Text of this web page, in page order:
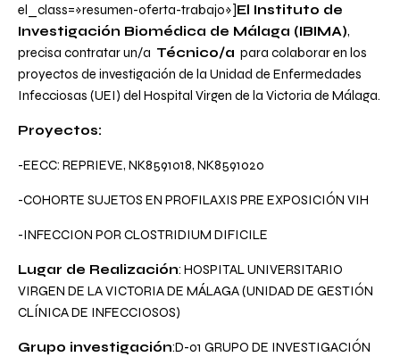
el_class=»resumen-oferta-trabajo»]El Instituto de
Investigación Biomédica de Málaga (IBIMA),
precisa contratar un/a Técnico/a para colaborar en los
proyectos de investigación de la Unidad de Enfermedades
Infecciosas (UEI) del Hospital Virgen de la Victoria de Málaga.
Proyectos:
-EECC: REPRIEVE, NK8591018, NK8591020
-COHORTE SUJETOS EN PROFILAXIS PRE EXPOSICIÓN VIH
-INFECCION POR CLOSTRIDIUM DIFICILE
Lugar de Realización: HOSPITAL UNIVERSITARIO
VIRGEN DE LA VICTORIA DE MÁLAGA (UNIDAD DE GESTIÓN
CLÍNICA DE INFECCIOSOS)
Grupo investigación:D-01 GRUPO DE INVESTIGACIÓN